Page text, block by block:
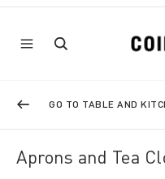
GO TO TABLE AND
Aprons and Tea